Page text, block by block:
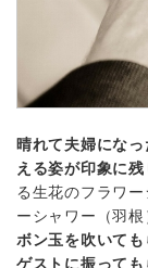
晴れて夫婦にな
える姿が印象に残
る生花のフラワ
ーシャワー（羽根
ボン玉を吹いて
ゲストに振って